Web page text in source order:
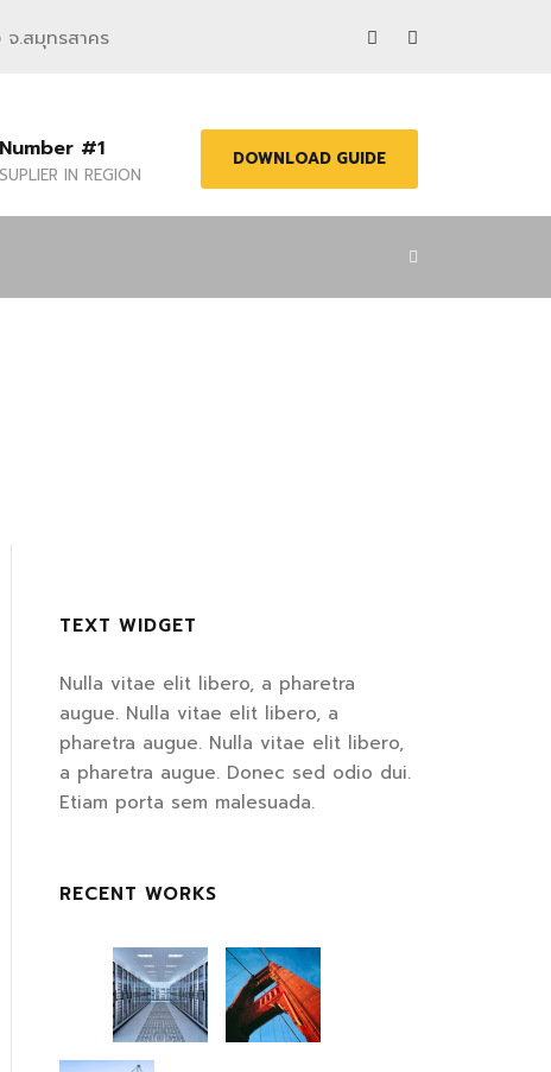
จ.สมุทรสาคร
Number #1
SUPLIER IN REGION
DOWNLOAD GUIDE
TEXT WIDGET
Nulla vitae elit libero, a pharetra
augue. Nulla vitae elit libero, a
pharetra augue. Nulla vitae elit libero,
a pharetra augue. Donec sed odio dui.
Etiam porta sem malesuada.
RECENT WORKS